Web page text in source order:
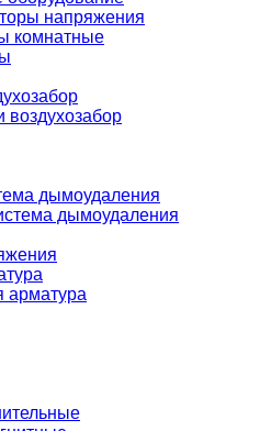
напряжения
комнатные
дымоудаления
дымоудаления
арматура